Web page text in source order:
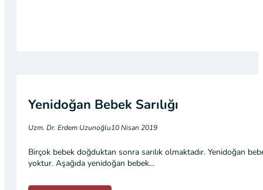
Yenidoğan Bebek Sarılığı
Uzm. Dr. Erdem Uzunoğlu10 Nisan 2019
Birçok bebek doğduktan sonra sarılık olmaktadır. Yenidoğan
yoktur. Aşağıda yenidoğan bebek…